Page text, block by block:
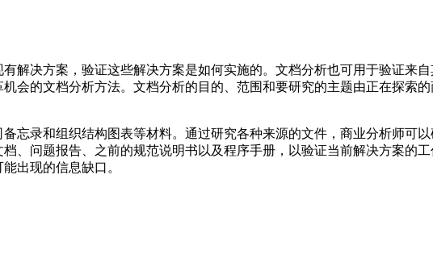
解决方案，验证这些解决方案是如何实施的。文档分析也可用于验证来
会的文档分析方法。文档分析的目的、范围和要研究的主题由正在探索
忘录和组织结构图表等材料。通过研究各种来源的文件，商业分析师可
、问题报告、之前的规范说明书以及程序手册，以验证当前解决方案的
出现的信息缺口。